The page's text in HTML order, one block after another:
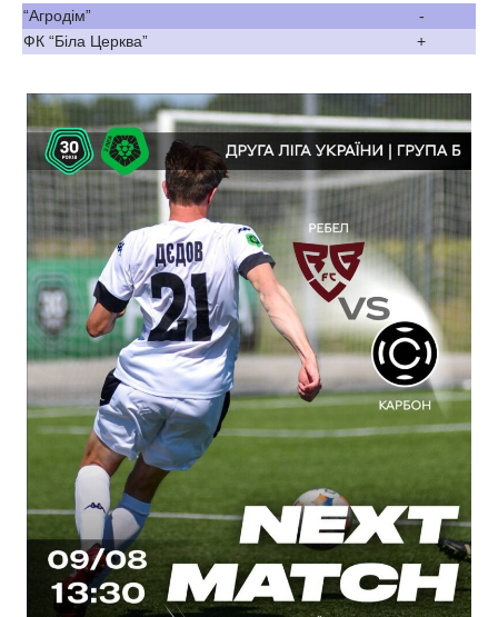
“Агродім”
-
ФК “Біла Церква”
+